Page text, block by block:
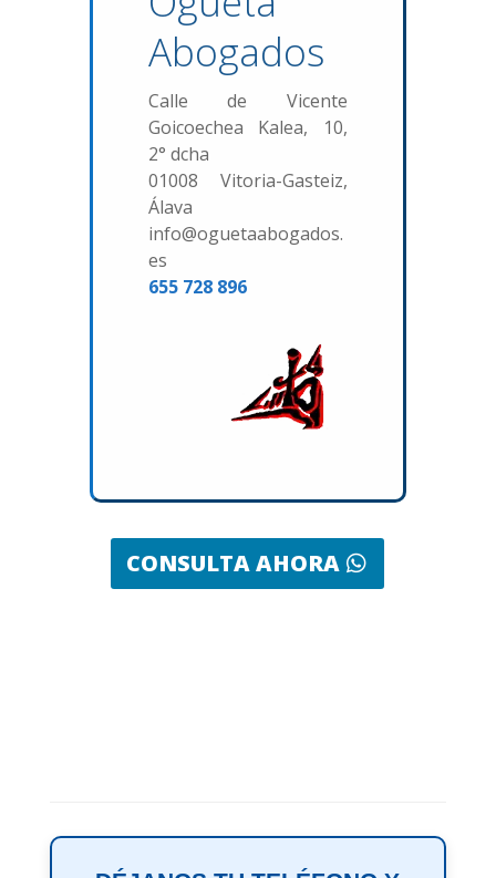
Abogados
Calle de Vicente
Goicoechea Kalea, 10,
2° dcha
01008 Vitoria-Gasteiz,
Álava
info@oguetaabogados.
es
655 728 896
CONSULTA AHORA